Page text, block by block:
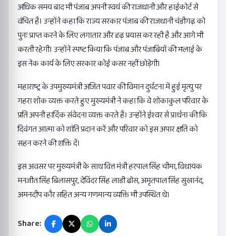
अधिक समय बाद भी पंजाब अपनी स्वयं की राजधानी और हाईकोर्ट से
वंचित है। उन्होंने कहा कि राज्य सरकार पंजाब की राजधानी चंडीगढ़ को
पुनः प्राप्त करने के लिए लगातार और दृढ़ प्रयास कर रही है और आगे भी
करती रहेगी। उन्होंने स्पष्ट किया कि पंजाब और पंजाबियों की भलाई के
इस नेक कार्य के लिए सरकार कोई कसर नहीं छोड़ेगी।
महाराष्ट्र के उपमुख्यमंत्री अजित पवार की विमान दुर्घटना में हुई मृत्यु पर
गहरा शोक व्यक्त करते हुए मुख्यमंत्री ने कहा कि वे शोकाकुल परिवार के
प्रति अपनी हार्दिक संवेदना व्यक्त करते हैं। उन्होंने ईश्वर से प्रार्थना की कि
दिवंगत आत्मा को शांति प्रदान करें और परिवार को इस अपार क्षति को
सहन करने की शक्ति दें।
इस अवसर पर मुख्यमंत्री के साथ वित्त मंत्री हरपाल सिंह चीमा, विधायक
मनजीत सिंह बिलासपुर, देविंदर सिंह लाडी ढोस, अमृतपाल सिंह सुखानंद,
अमनदीप कौर सहित अन्य गणमान्य व्यक्ति भी उपस्थित थे।
Share: